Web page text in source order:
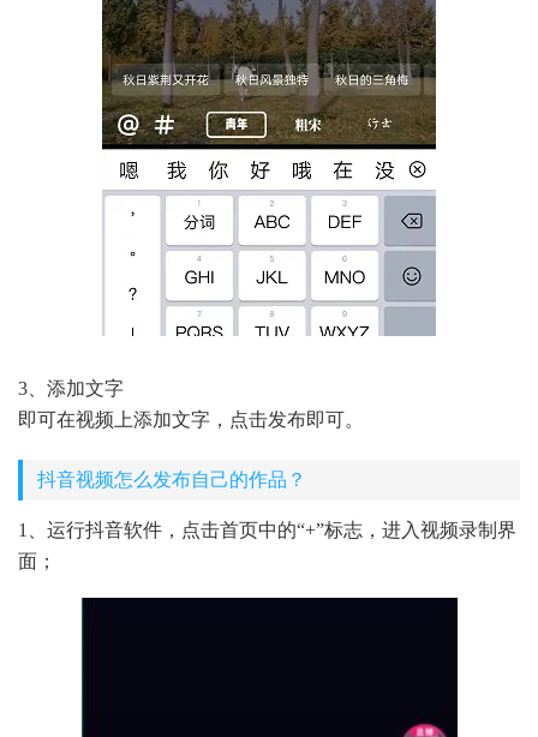
3、添加文字
即可在视频上添加文字，点击发布即可。
抖音视频怎么发布自己的作品？
1、运行抖音软件，点击首页中的“+”标志，进入视频录制界
面；